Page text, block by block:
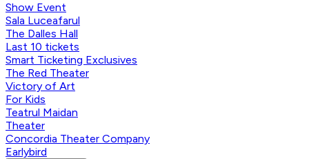
Show Event
Sala Luceafarul
The Dalles Hall
Last 10 tickets
Smart Ticketing Exclusives
The Red Theater
Victory of Art
For Kids
Teatrul Maidan
Theater
Concordia Theater Company
Earlybird